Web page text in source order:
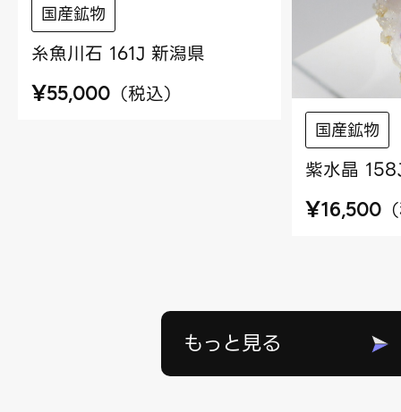
国産鉱物
糸魚川石 161J 新潟県
¥55,000 （税込）
国産鉱物
紫水晶
¥16,500 （
もっと見る